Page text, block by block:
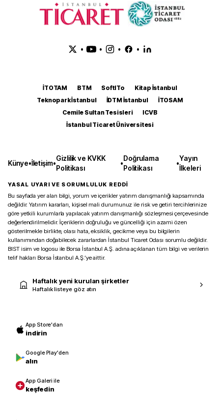
• • • •
İTOTAM BTM SoftITo
Kitap İstanbul
Teknopark İstanbul
İDTM İstanbul
İTOSAM
Cemile Sultan Tesisleri
ICVB
İstanbul Ticaret Üniversitesi
Künye•İletişim•
Gizlilik ve KVKK
Politikası
•
Doğrulama
Politikası
•
Yayın
İlkeleri
YASAL UYARI VE SORUMLULUK REDDİ
Bu sayfada yer alan bilgi, yorum ve içerikler yatırım danışmanlığı kapsamında
değildir. Yatırım kararları, kişisel mali durumunuz ile risk ve getiri tercihlerinize
göre yetkili kurumlarla yapılacak yatırım danışmanlığı sözleşmesi çerçevesinde
değerlendirilmelidir. İçeriklerin doğruluğu ve güncelliği için azami özen
gösterilmekle birlikte, olası hata, eksiklik, gecikme veya bu bilgilerin
kullanımından doğabilecek zararlardan İstanbul Ticaret Odası sorumlu değildir.
BIST isim ve logosu ile Borsa İstanbul A.Ş. adına açıklanan tüm bilgi ve verilerin
telif hakları Borsa İstanbul A.Ş.’ye aittir.
Haftalık yeni kurulan şirketler
Haftalık listeye göz atın
App Store'dan
indirin
Google Play'den
alın
App Galeri ile
keşfedin